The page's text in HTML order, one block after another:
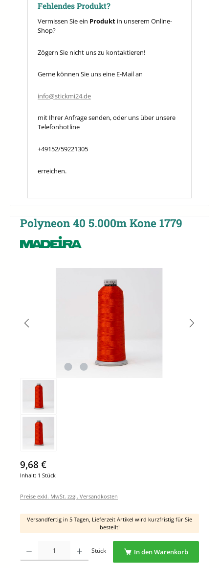
Fehlendes Produkt?
Vermissen Sie ein Produkt in unserem Online-
Shop?
Zögern Sie nicht uns zu kontaktieren!
Gerne können Sie uns eine E-Mail an
info@stickmi24.de
mit Ihrer Anfrage senden, oder uns über unsere
Telefonhotline
+49152/59221305
erreichen.
Polyneon 40 5.000m Kone 1779
9,68 €
Inhalt: 1 Stück
Preise exkl. MwSt. zzgl. Versandkosten
Versandfertig in 5 Tagen, Lieferzeit Artikel wird kurzfristig für Sie
bestellt!
Produkt Anzahl: Gib den gewünschten Wert ein oder benutze die Schaltflächen um
Stück In den Warenkorb